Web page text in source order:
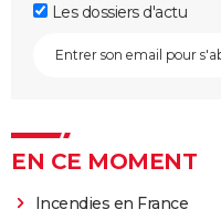
Les dossiers d'actu
EN CE MOMENT
Incendies en France